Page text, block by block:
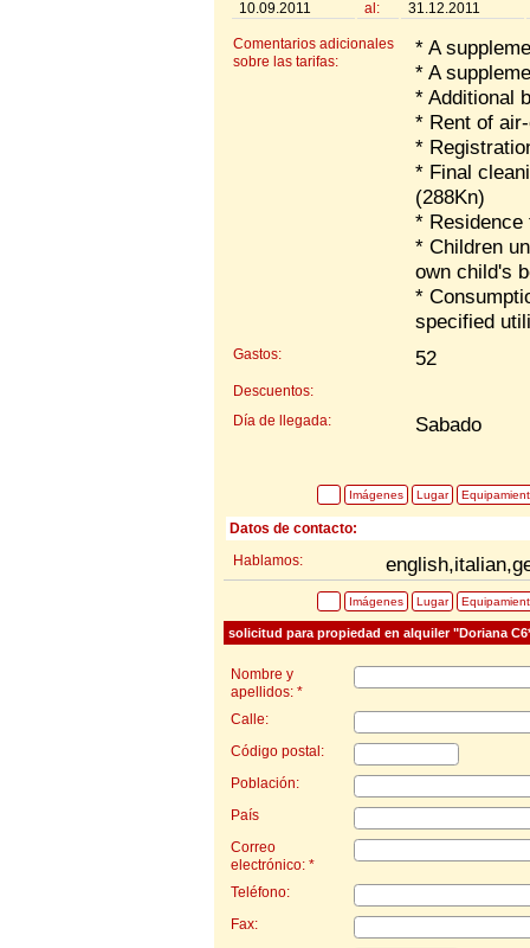
10.09.2011 al: 31.12.2011
Comentarios adicionales
sobre las tarifas:
* A
* A
* Additional
* Rent of
*
* Final
(288Kn)
* Residence
* Children
own child's
*
specified
Gastos: 52
Descuentos:
Día de llegada:
Sabado
Imágenes Lugar
Datos de contacto:
Hablamos:
Imágenes Lugar
solicitud para propiedad en alquiler "Doriana
Nombre y
apellidos: *
Calle:
Código postal:
Población:
País
Correo
electrónico: *
Teléfono:
Fax: